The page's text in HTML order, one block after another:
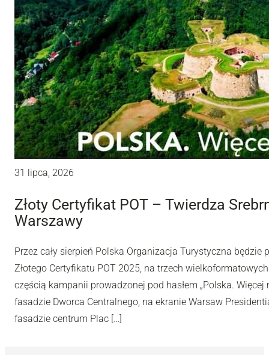
31 lipca, 2026
Złoty Certyfikat POT – Twierdza
Warszawy
Przez cały sierpień Polska Organizacja Turystyczna
Złotego Certyfikatu POT 2025, na trzech
częścią kampanii prowadzonej pod hasłem „Polska.
fasadzie Dworca Centralnego, na ekranie Warsaw
fasadzie centrum Plac […]